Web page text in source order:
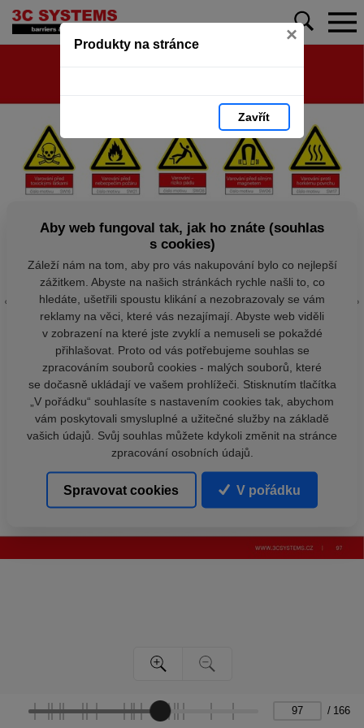
Produkty na stránce ×
Zavřít
/ 166
Aby web fungoval tak, jak ho znáte (souhlas
s cookies)
Záleží nám na tom, aby pro vás nakupování bylo co nejlepší
zážitkem. Abyste na našich stránkách rychle našli to, co
hledáte, ušetřili spoustu klikání a nezobrazovaly se vám
reklamy na věci, které vás nezajímají. Abyste web viděli
v zobrazení na které jste zvyklí a nemuseli se pokaždé
přihlašovat. Proto od vás potřebujeme souhlas se
zpracováním souborů cookies - malých souborů, které
se dočasně ukládají ve vašem prohlížeči. Stisknutím tlačítka
„V pořádku“ souhlasíte s nastavením cookies tak, abychom
vám poskytovali smysluplné a užitečné služby na základě
vašich údajů. Svůj souhlas můžete kdykoli změnit na stránce
zpracování osobních údajů.
Spravovat cookies V pořádku